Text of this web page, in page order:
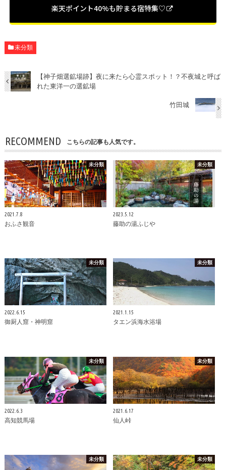
楽天ポイント40%も貯まる宿特集♡
未分類
【神子畑選鉱場跡】夜に来たら心霊スポット！？不夜城と呼ば
れた東洋一の選鉱場
竹田城
RECOMMEND こちらの記事も人気です。
未分類
2021.7.8
おふさ観音
未分類
2023.5.12
藤助の湯ふじや
未分類
2022.6.15
御厨人窟・神明窟
未分類
2021.1.15
タエン浜海水浴場
未分類
2022.6.3
高知競馬場
未分類
2021.6.17
仙人峠
未分類 未分類